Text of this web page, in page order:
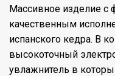
Массивное изделие
качественным
испанского кедра. В
высокоточный
увлажнитель в